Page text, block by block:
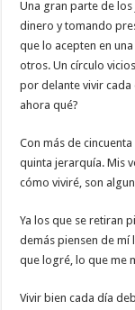
Una gran parte de los
dinero y tomando
que lo acepten en
otros. Un círculo
por delante vivir cada
ahora qué?
Con más de
quinta jerarquía. Mis
cómo viviré, son
Ya los que se retiran
demás piensen de mí
que logré, lo que me
Vivir bien cada día